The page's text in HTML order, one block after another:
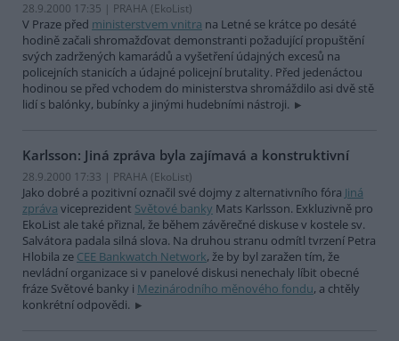
28.9.2000 17:35 | PRAHA (EkoList)
V Praze před ministerstvem vnitra na Letné se krátce po desáté
hodině začali shromažďovat demonstranti požadující propuštění
svých zadržených kamarádů a vyšetření údajných excesů na
policejních stanicích a údajné policejní brutality. Před jedenáctou
hodinou se před vchodem do ministerstva shromáždilo asi dvě stě
lidí s balónky, bubínky a jinými hudebními nástroji.
Karlsson: Jiná zpráva byla zajímavá a konstruktivní
28.9.2000 17:33 | PRAHA (EkoList)
Jako dobré a pozitivní označil své dojmy z alternativního fóra Jiná
zpráva viceprezident Světové banky Mats Karlsson. Exkluzivně pro
EkoList ale také přiznal, že během závěrečné diskuse v kostele sv.
Salvátora padala silná slova. Na druhou stranu odmítl tvrzení Petra
Hlobila ze CEE Bankwatch Network, že by byl zaražen tím, že
nevládní organizace si v panelové diskusi nenechaly líbit obecné
fráze Světové banky i Mezinárodního měnového fondu, a chtěly
konkrétní odpovědi.